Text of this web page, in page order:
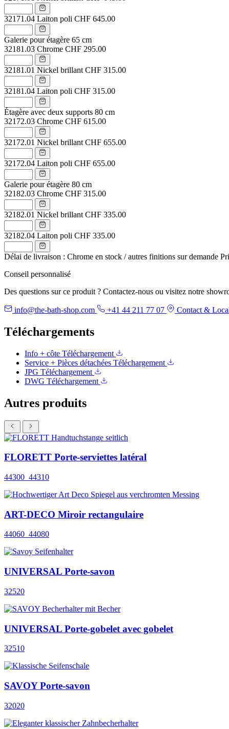
32171.04 Laiton poli CHF 645.00
Galerie pour étagère 65 cm
32181.03 Chrome CHF 295.00
32181.01 Nickel brillant CHF 315.00
32181.04 Laiton poli CHF 315.00
Étagère avec deux supports 80 cm
32172.03 Chrome CHF 615.00
32172.01 Nickel brillant CHF 655.00
32172.04 Laiton poli CHF 655.00
Galerie pour étagère 80 cm
32182.03 Chrome CHF 315.00
32182.01 Nickel brillant CHF 335.00
32182.04 Laiton poli CHF 335.00
Délai de livraison : Chrome en stock / autres finitions sur demande
Conseil personnalisé
Des questions sur ce produit ? Contactez-nous ou visitez notre
info@the-bath-shop.com +41 44 211 77 07 Contact &
Téléchargements
Info + côte Téléchargement
Service + Pièces détachées Téléchargement
JPG Téléchargement
DWG Téléchargement
Autres produits
FLORETT Porte-serviettes latéral
44300_44310
ART-DECO Miroir rectangulaire
44060_44080
UNIVERSAL Porte-savon
32520
UNIVERSAL Porte-gobelet avec gobelet
32510
SAVOY Porte-savon
32020